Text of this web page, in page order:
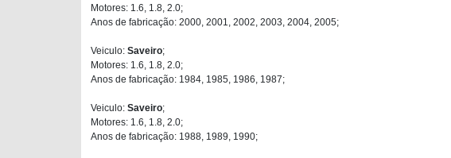
Motores: 1.6, 1.8, 2.0;
Anos de fabricação: 2000, 2001, 2002, 2003, 2004, 2005;
Veiculo: Saveiro;
Motores: 1.6, 1.8, 2.0;
Anos de fabricação: 1984, 1985, 1986, 1987;
Veiculo: Saveiro;
Motores: 1.6, 1.8, 2.0;
Anos de fabricação: 1988, 1989, 1990;